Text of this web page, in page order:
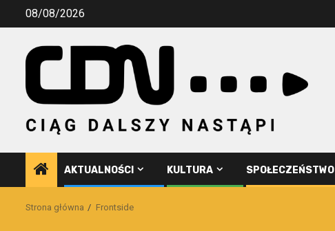
Przejdź08/08/2026
AKTUALNOŚCI KULTURA SPOŁECZEŃSTWO
Strona główna Frontside